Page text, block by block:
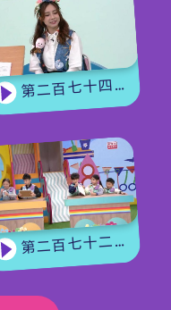
第二百七十四集 - 《花神的獎勵》下集
第二百七十二集 - 【玩轉星期五】眼力大挑戰